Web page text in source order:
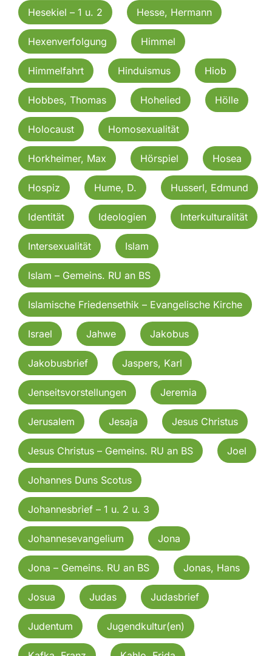
Hesekiel – 1 u. 2 Hesse, Hermann
Hexenverfolgung Himmel
Himmelfahrt Hinduismus Hiob
Hobbes, Thomas Hohelied Hölle
Holocaust Homosexualität
Horkheimer, Max Hörspiel Hosea
Hospiz Hume, D. Husserl, Edmund
Identität Ideologien Interkulturalität
Intersexualität Islam
Islam – Gemeins. RU an BS
Islamische Friedensethik – Evangelische Kirche
Israel Jahwe Jakobus
Jakobusbrief Jaspers, Karl
Jenseitsvorstellungen Jeremia
Jerusalem Jesaja Jesus Christus
Jesus Christus – Gemeins. RU an BS Joel
Johannes Duns Scotus
Johannesbrief – 1 u. 2 u. 3
Johannesevangelium Jona
Jona – Gemeins. RU an BS Jonas, Hans
Josua Judas Judasbrief
Judentum Jugendkultur(en)